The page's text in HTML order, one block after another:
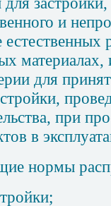
и
естественных
для
при
в
нормы